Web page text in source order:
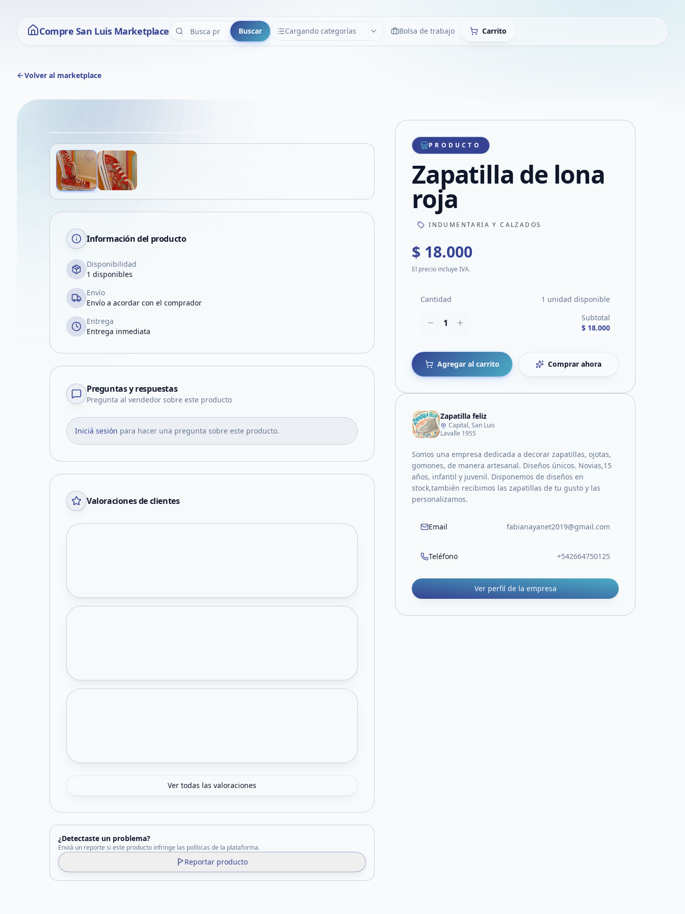
Compre San Luis Marketplace Buscar Cargando categorías
CATEGORÍAS LimpiarBolsa de trabajo Carrito
Volver al marketplace
Compartir producto
Compartir por WhatsApp
Compartir por mail
Compartir en Facebook
Compartir en X
Información del producto
Disponibilidad
1 disponibles
Envío
Envío a acordar con el comprador
Entrega
Entrega inmediata
Preguntas y respuestas
Pregunta al vendedor sobre este producto
Iniciá sesión para hacer una pregunta sobre este producto.
Valoraciones de clientes
Ver todas las valoraciones
¿Detectaste un problema?
Enviá un reporte si este producto infringe las políticas de la plataforma.
Reportar producto
PRODUCTO
Zapatilla de lona
roja
INDUMENTARIA Y CALZADOS
$ 18.000
El precio incluye IVA.
Cantidad 1 unidad disponible
1
Subtotal
$ 18.000
Agregar al carrito Comprar ahora
Zapatilla feliz
Capital, San Luis
Lavalle 1955
Somos una empresa dedicada a decorar zapatillas, ojotas,
gomones, de manera artesanal. Diseños únicos. Novias,15
años, infantil y juvenil. Disponemos de diseños en
stock,también recibimos las zapatillas de tu gusto y las
personalizamos.
Email fabianayanet2019@gmail.com
Teléfono +542664750125
Ver perfil de la empresa